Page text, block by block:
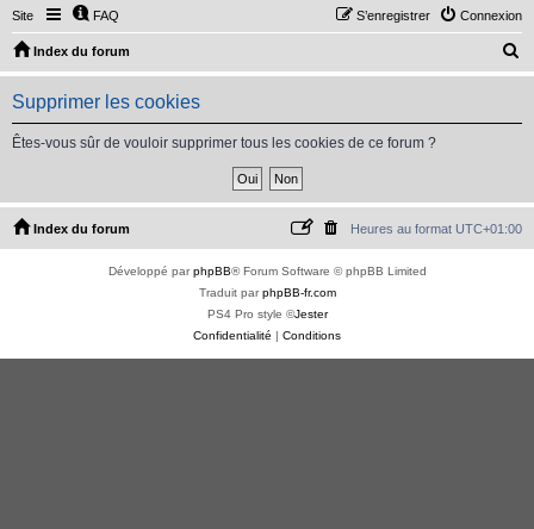
Site FAQ Connexion
S’enregistrer
Index du forum
e
h
Supprimer les cookies
Êtes-vous sûr de vouloir supprimer tous les cookies de ce forum ?
Index du forum Heures au format UTC+01:00
Développé parphpBB® Forum Software © phpBB Limited
Traduit parphpBB-fr.com
PS4 Pro style ©Jester
Confidentialité | Conditions